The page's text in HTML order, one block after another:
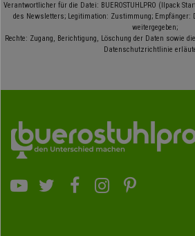
Verantwortlicher für die Datei: BUEROSTUHLPRO (Ilpack
des Newsletters; Legitimation: Zustimmung; Empfänger:
weitergegeben;
Rechte: Zugang, Berichtigung, Löschung der Daten sowie
Datenschutzrichtlinie